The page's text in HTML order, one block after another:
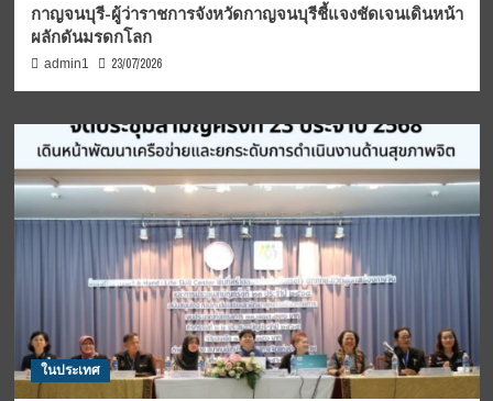
กาญจนบุรี-ผู้ว่าราชการจังหวัดกาญจนบุรีชี้แจงชัดเจนเดินหน้า
ผลักดันมรดกโลก
admin1 23/07/2026
ในประเทศ